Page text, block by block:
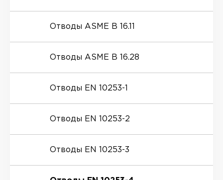
Отводы ASME B 16.11
Отводы ASME B 16.28
Отводы EN 10253-1
Отводы EN 10253-2
Отводы EN 10253-3